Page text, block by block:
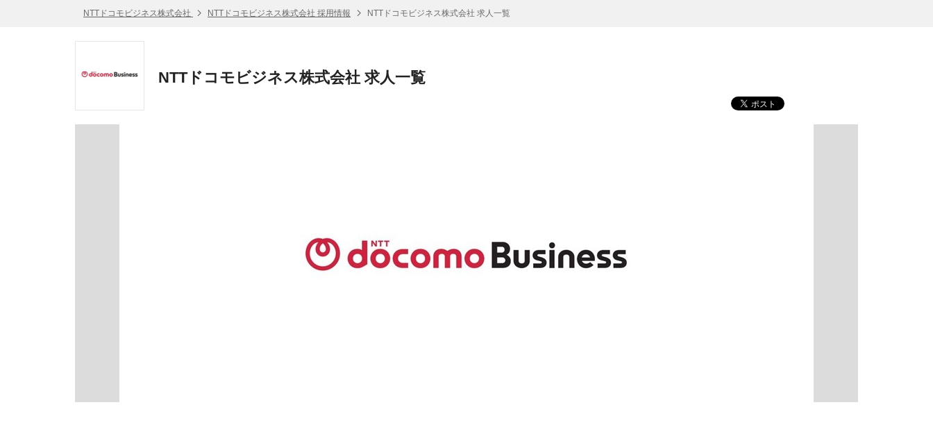
NTTドコモビジネス株式会社 NTTドコモビジネス株式会社 採用情報 NTTドコモビジネス株式会社 求人一覧
NTTドコモビジネス株式会社 求人一覧